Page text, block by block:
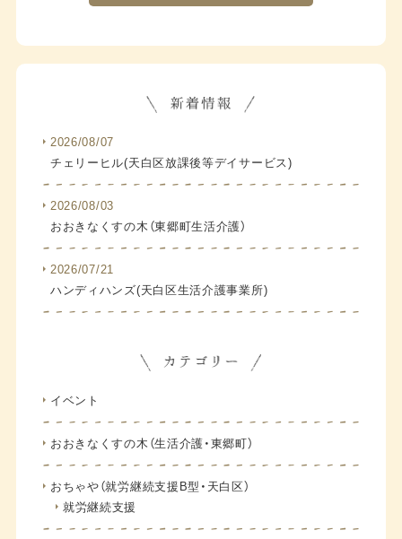
2026/08/07
チェリーヒル(天白区放課後等デイサービス)
2026/08/03
おおきなくすの木（東郷町生活介護）
2026/07/21
ハンディハンズ(天白区生活介護事業所)
イベント
おおきなくすの木（生活介護・東郷町）
おちゃや（就労継続支援B型・天白区）
就労継続支援